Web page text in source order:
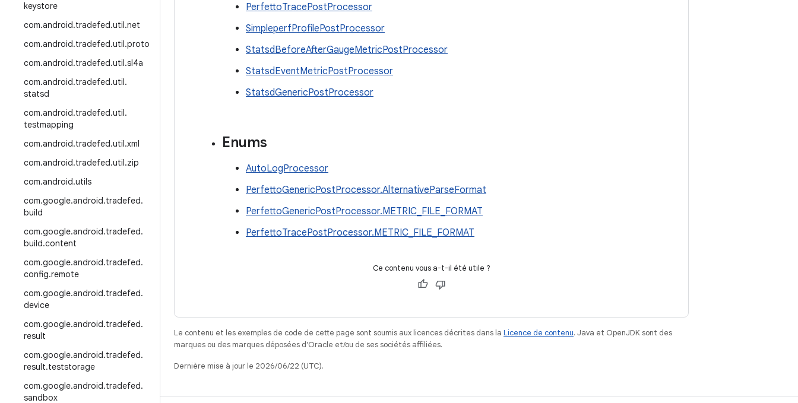
keystore
com.android.tradefed.util.net
com.android.tradefed.util.proto
com.android.tradefed.util.sl4a
com.android.tradefed.util.
statsd
com.android.tradefed.util.
testmapping
com.android.tradefed.util.xml
com.android.tradefed.util.zip
com.android.utils
com.google.android.tradefed.
build
com.google.android.tradefed.
build.content
com.google.android.tradefed.
config.remote
com.google.android.tradefed.
device
com.google.android.tradefed.
result
com.google.android.tradefed.
result.teststorage
com.google.android.tradefed.
sandbox
PerfettoTracePostProcessor
SimpleperfProfilePostProcessor
StatsdBeforeAfterGaugeMetricPostProcessor
StatsdEventMetricPostProcessor
StatsdGenericPostProcessor
Enums
AutoLogProcessor
PerfettoGenericPostProcessor.AlternativeParseFormat
PerfettoGenericPostProcessor.METRIC_FILE_FORMAT
PerfettoTracePostProcessor.METRIC_FILE_FORMAT
Ce contenu vous a-t-il été utile ?
Le contenu et les exemples de code de cette page sont soumis aux licences décrites dans la Licence de contenu. Java et OpenJDK sont des
marques ou des marques déposées d'Oracle et/ou de ses sociétés affiliées.
Dernière mise à jour le 2026/06/22 (UTC).